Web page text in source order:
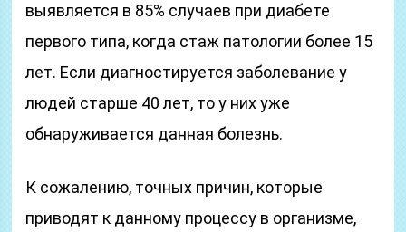
выявляется в 85% случаев при диабете
первого типа, когда стаж патологии более 15
лет. Если диагностируется заболевание у
людей старше 40 лет, то у них уже
обнаруживается данная болезнь.
К сожалению, точных причин, которые
приводят к данному процессу в организме,